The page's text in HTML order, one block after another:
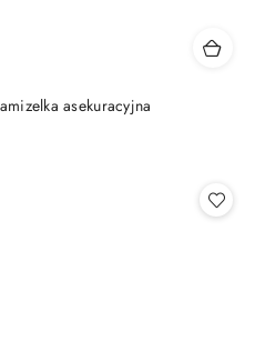
asekuracyjna